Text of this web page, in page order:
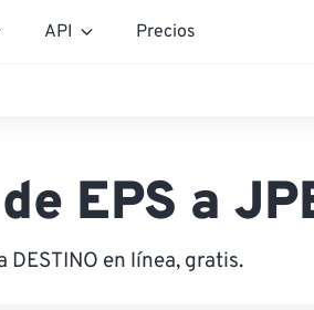
API Precios
EPS a
DESTINO en línea, gratis.